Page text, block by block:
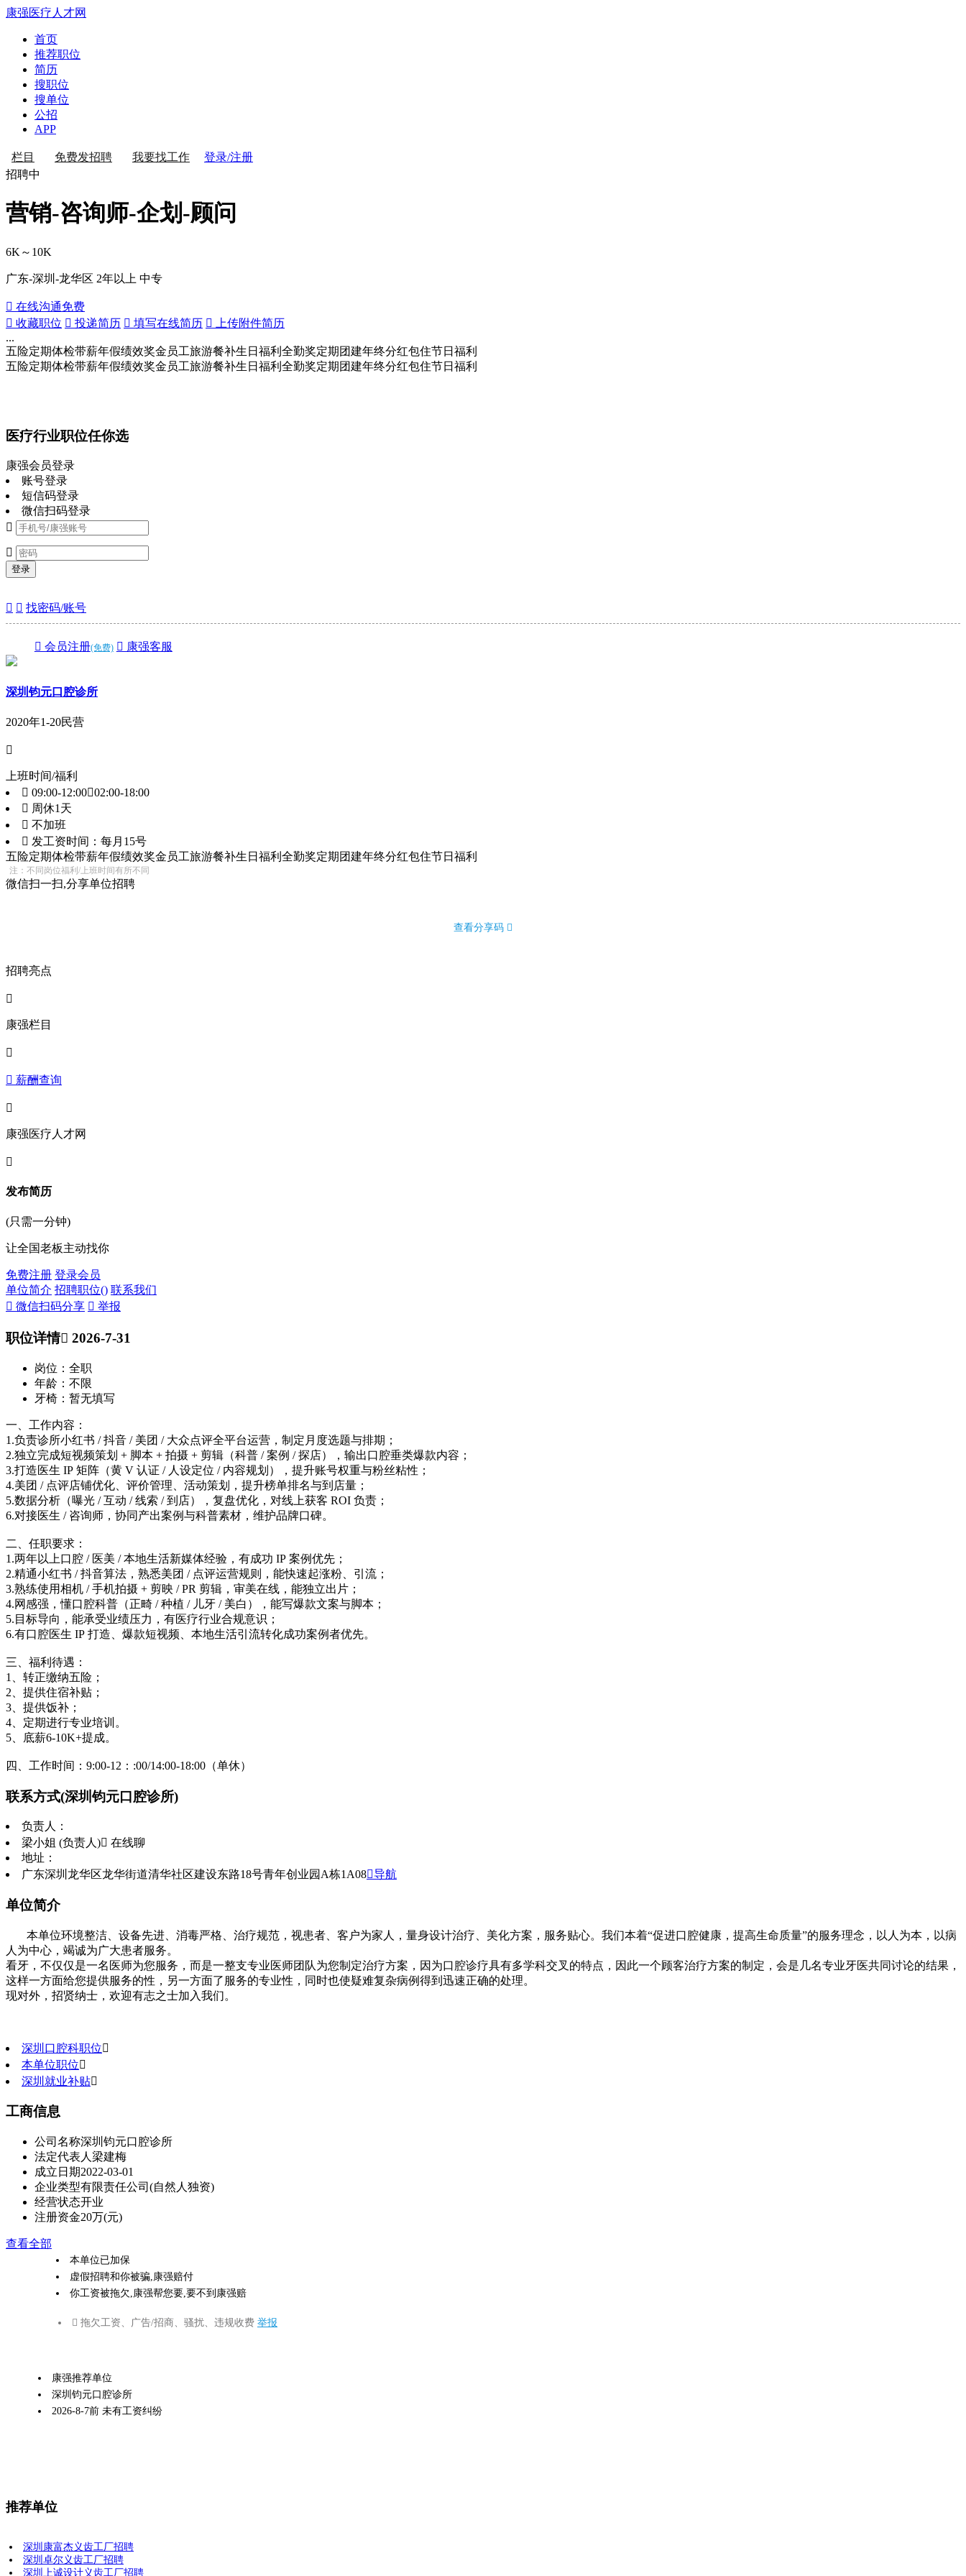
康强医疗人才网
首页
推荐职位
简历
搜职位
搜单位
公招
APP
栏目 免费发招聘 我要找工作
登录/注册
招聘中
营销-咨询师-企划-顾问
6K～10K
广东-深圳-龙华区 2年以上 中专
 在线沟通免费
 收藏职位  投递简历  填写在线简历  上传附件简历
...
五险定期体检带薪年假绩效奖金 员工旅游餐补生日福利 全勤奖定期团建年终分红包住节日福利
五险定期体检带薪年假绩效奖金 员工旅游餐补生日福利 全勤奖定期团建年终分红包住节日福利
医疗行业职位任你选
康强会员登录
账号登录
短信码登录
微信扫码登录


登录
  找密码/账号
 会员注册(免费)  康强客服
深圳钧元口腔诊所
2020年1-20民营

上班时间/福利
 09:00-12:00，02:00-18:00
 周休1天
 不加班
 发工资时间：每月15号
五险定期体检带薪年假绩效奖金 员工旅游餐补生日福利 全勤奖定期团建年终分红包住节日福利
注：不同岗位福利/上班时间有所不同
微信扫一扫,分享单位招聘
查看分享码 
招聘亮点

康强栏目

 薪酬查询

康强医疗人才网

发布简历
(只需一分钟)
让全国老板主动找你
免费注册 登录会员
单位简介 招聘职位() 联系我们
 微信扫码分享  举报
职位详情 2026-7-31
岗位：全职
年龄：不限
牙椅：暂无填写
一、工作内容：
1.负责诊所小红书 / 抖音 / 美团 / 大众点评全平台运营，制定月度选题与排期；
2.独立完成短视频策划 + 脚本 + 拍摄 + 剪辑（科普 / 案例 / 探店），输出口腔垂类爆款内容；
3.打造医生 IP 矩阵（黄 V 认证 / 人设定位 / 内容规划），提升账号权重与粉丝粘性；
4.美团 / 点评店铺优化、评价管理、活动策划，提升榜单排名与到店量；
5.数据分析（曝光 / 互动 / 线索 / 到店），复盘优化，对线上获客 ROI 负责；
6.对接医生 / 咨询师，协同产出案例与科普素材，维护品牌口碑。
二、任职要求：
1.两年以上口腔 / 医美 / 本地生活新媒体经验，有成功 IP 案例优先；
2.精通小红书 / 抖音算法，熟悉美团 / 点评运营规则，能快速起涨粉、引流；
3.熟练使用相机 / 手机拍摄 + 剪映 / PR 剪辑，审美在线，能独立出片；
4.网感强，懂口腔科普（正畸 / 种植 / 儿牙 / 美白），能写爆款文案与脚本；
5.目标导向，能承受业绩压力，有医疗行业合规意识；
6.有口腔医生 IP 打造、爆款短视频、本地生活引流转化成功案例者优先。
三、福利待遇：
1、转正缴纳五险；
2、提供住宿补贴；
3、提供饭补；
4、定期进行专业培训。
5、底薪6-10K+提成。
四、工作时间：9:00-12：:00/14:00-18:00（单休）
联系方式(深圳钧元口腔诊所)
负责人：
梁小姐 (负责人) 在线聊
地址：
广东深圳龙华区龙华街道清华社区建设东路18号青年创业园A栋1A08导航
单位简介
本单位环境整洁、设备先进、消毒严格、治疗规范，视患者、客户为家人，量身设计治疗、美化方案，服务贴心。我们本着“促进口腔健康，提高生命质量”的服务理念，以人为本，以病
人为中心，竭诚为广大患者服务。
看牙，不仅仅是一名医师为您服务，而是一整支专业医师团队为您制定治疗方案，因为口腔诊疗具有多学科交叉的特点，因此一个顾客治疗方案的制定，会是几名专业牙医共同讨论的结果，
这样一方面给您提供服务的性，另一方面了服务的专业性，同时也使疑难复杂病例得到迅速正确的处理。
现对外，招贤纳士，欢迎有志之士加入我们。
深圳口腔科职位
本单位职位
深圳就业补贴
工商信息
公司名称深圳钧元口腔诊所
法定代表人 梁建梅
成立日期2022-03-01
企业类型有限责任公司(自然人独资)
经营状态开业
注册资金20万(元)
查看全部
本单位已加保
虚假招聘和你被骗,康强赔付
你工资被拖欠,康强帮您要,要不到康强赔
 拖欠工资、广告/招商、骚扰、违规收费 举报
康强推荐单位
深圳钧元口腔诊所
2026-8-7前 未有工资纠纷
推荐单位
深圳康富杰义齿工厂招聘
深圳卓尔义齿工厂招聘
深圳上诚设计义齿工厂招聘